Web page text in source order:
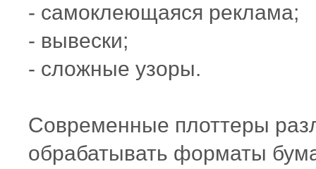
- самоклеющаяся реклама;
- вывески;
- сложные узоры.
Современные плоттеры
обрабатывать форматы